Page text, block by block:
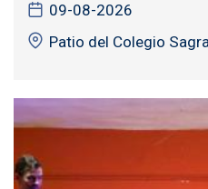
09-08-2026
Patio del Colegio